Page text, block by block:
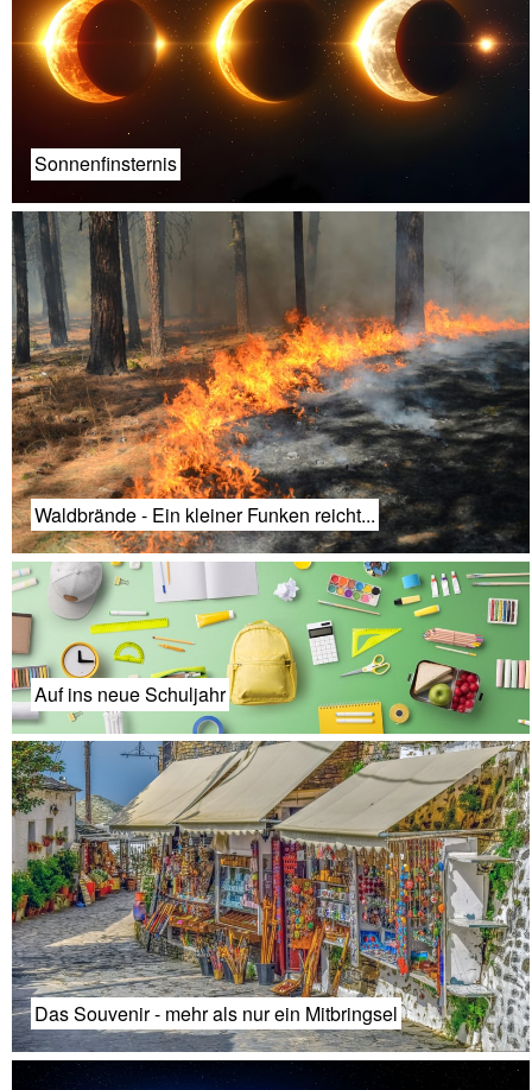
Sonnenfinsternis
Waldbrände - Ein kleiner Funken reicht...
Auf ins neue Schuljahr
Das Souvenir - mehr als nur ein Mitbringsel